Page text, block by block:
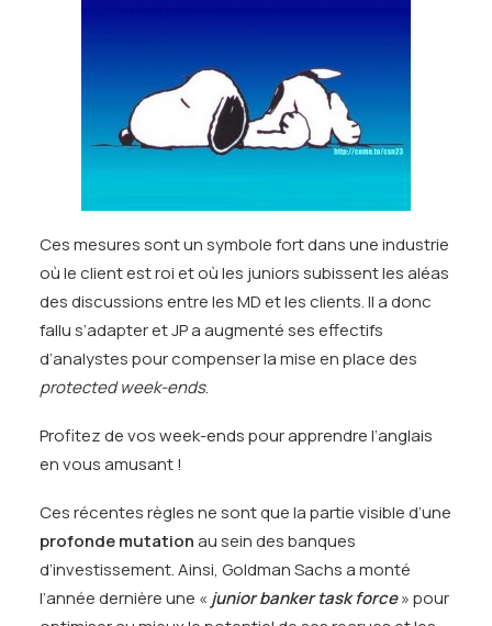
Ces mesures sont un symbole fort dans une industrie
où le client est roi et où les juniors subissent les aléas
des discussions entre les MD et les clients. Il a donc
fallu s’adapter et JP a augmenté ses effectifs
d’analystes pour compenser la mise en place des
protected week-ends.
Profitez de vos week-ends pour apprendre l’anglais
en vous amusant !
Ces récentes règles ne sont que la partie visible d’une
profonde mutationau sein des banques
d’investissement. Ainsi, Goldman Sachs a monté
l’année dernière une « junior banker task force» pour